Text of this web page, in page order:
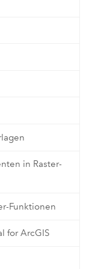
in Raster-
Funktionen
for ArcGIS